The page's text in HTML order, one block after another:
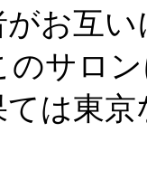
お互
のサロ
ては東